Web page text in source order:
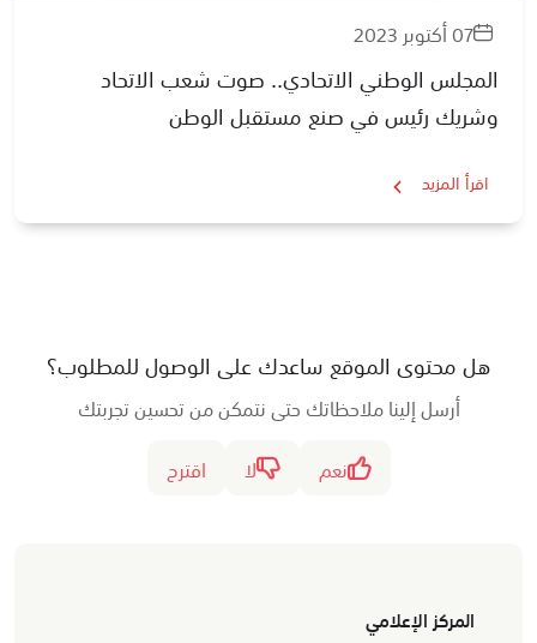
07 أكتوبر 2023
المجلس الوطني الاتحادي.. صوت شعب الاتحاد
وشريك رئيس في صنع مستقبل الوطن
اقرأ المزيد
هل محتوى الموقع ساعدك على الوصول للمطلوب؟
أرسل إلينا ملاحظاتك حتى نتمكن من تحسين تجربتك
نعم
لا اقترح
المركز الإعلامي